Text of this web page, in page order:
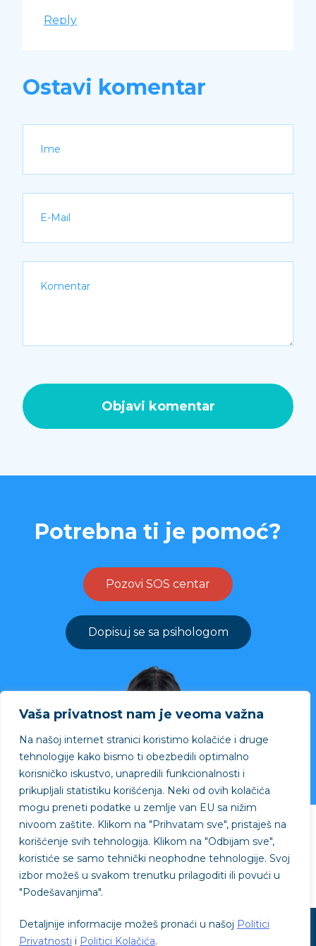
Vaša privatnost nam je veoma važna
Na našoj internet stranici koristimo kolačiće i druge
tehnologije kako bismo ti obezbedili optimalno
korisničko iskustvo, unapredili funkcionalnosti i
prikupljali statistiku korišćenja. Neki od ovih kolačića
mogu preneti podatke u zemlje van EU sa nižim
nivoom zaštite. Klikom na "Prihvatam sve", pristaješ na
korišćenje svih tehnologija. Klikom na "Odbijam sve",
koristiće se samo tehnički neophodne tehnologije. Svoj
izbor možeš u svakom trenutku prilagoditi ili povući u
"Podešavanjima".
Detaljnije informacije možeš pronaći u našoj Politici
Privatnosti i Politici Kolačića.
Reply
Ostavi komentar
Potrebna ti je pomoć?
Pozovi SOS centar
Dopisuj se sa psihologom
Projekat podržao